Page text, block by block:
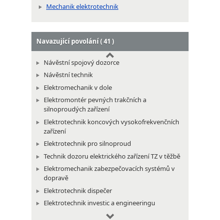
Mechanik elektrotechnik
Navazující povolání ( 41 )
Návěstní spojový dozorce
Návěstní technik
Elektromechanik v dole
Elektromontér pevných trakčních a
silnoproudých zařízení
Elektrotechnik koncových vysokofrekvenčních
zařízení
Elektrotechnik pro silnoproud
Technik dozoru elektrického zařízení TZ v těžbě
Elektromechanik zabezpečovacích systémů v
dopravě
Elektrotechnik dispečer
Elektrotechnik investic a engineeringu